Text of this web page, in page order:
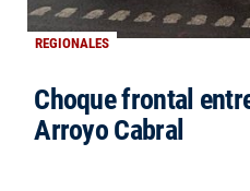
REGIONALES
Choque frontal
Arroyo Cabral